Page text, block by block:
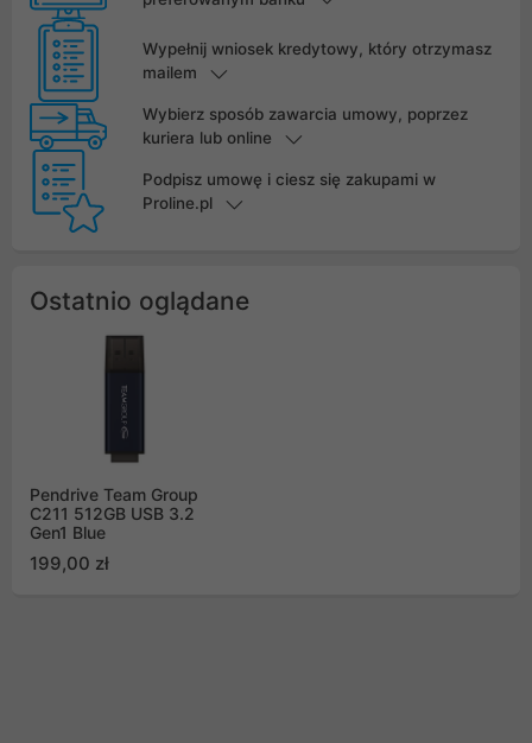
Wypełnij wniosek kredytowy, który otrzymasz
mailem
Wybierz sposób zawarcia umowy, poprzez
kuriera lub online
Podpisz umowę i ciesz się zakupami w
Proline.pl
Ostatnio oglądane
Pendrive Team Group
C211 512GB USB 3.2
Gen1 Blue
199,00 zł